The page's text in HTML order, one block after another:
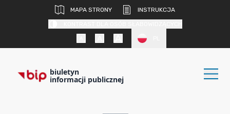
MAPA STRONY
INSTRUKCJA
biuletyn
informacji publicznej